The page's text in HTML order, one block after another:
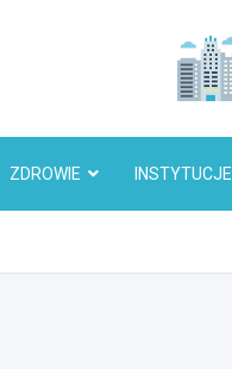
ZDROWIE INSTYTUCJE